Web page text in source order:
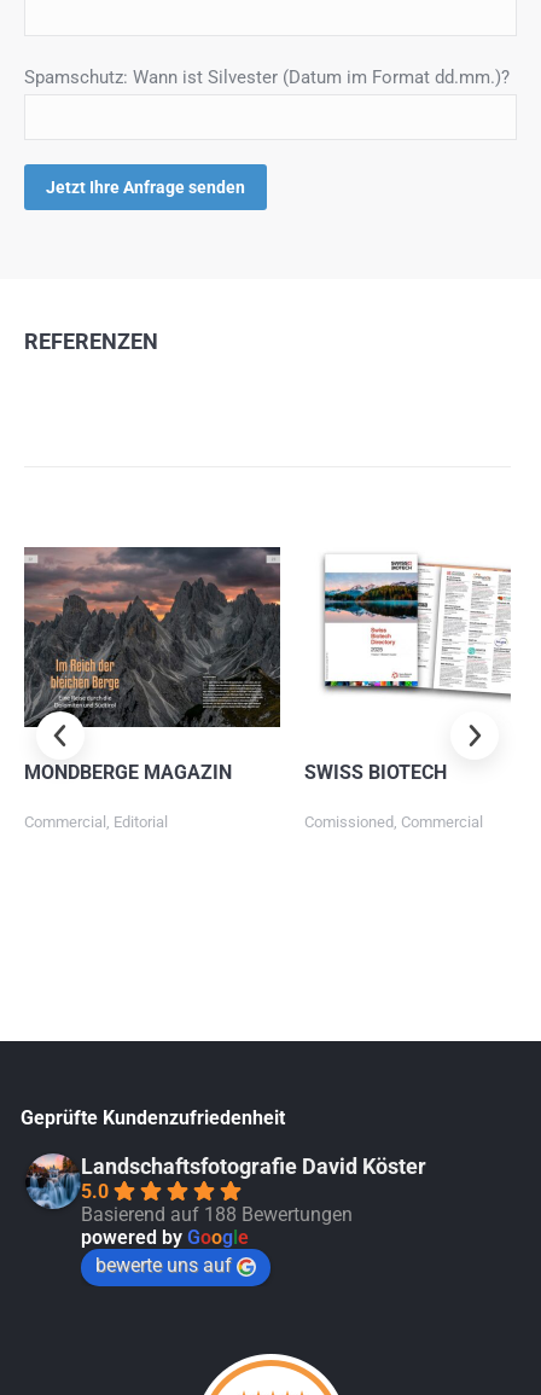
Spamschutz: Wann ist Silvester (Datum im Format dd.mm.)?
REFERENZEN
SWISS BIOTECH
Comissioned ,Commercial
Hansestadt Rostock
Comissioned,Commercial
Geprüfte Kundenzufriedenheit
Landschaftsfotografie David Köster
5.0
Basierend auf 188 Bewertungen
powered by Goog e
bewerte uns auf